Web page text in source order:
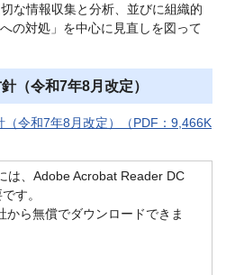
な情報収集と分析、並びに組織的
の対処」を中心に見直しを図って
（令和7年8月改定）
（令和7年8月改定）（PDF：9,466K
は、Adobe Acrobat Reader DC
す。
から無償でダウンロードできま